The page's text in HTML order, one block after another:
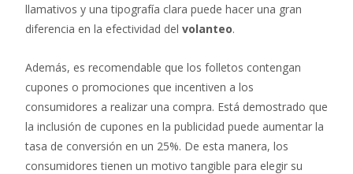
llamativos y una tipografía clara puede hacer una gran
diferencia en la efectividad del volanteo.
Además, es recomendable que los folletos contengan
cupones o promociones que incentiven a los
consumidores a realizar una compra. Está demostrado que
la inclusión de cupones en la publicidad puede aumentar la
tasa de conversión en un 25%. De esta manera, los
consumidores tienen un motivo tangible para elegir su